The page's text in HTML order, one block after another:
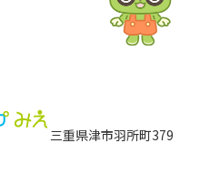
三重県津市⽻所町379